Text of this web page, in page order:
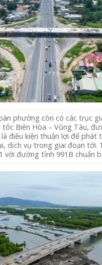
phường còn có các trục
tốc Biên Hòa – Vũng Tàu,
điều kiện thuận lợi để phát
dịch vụ trong giai đoạn tới.
với đường tỉnh 991B chuẩn